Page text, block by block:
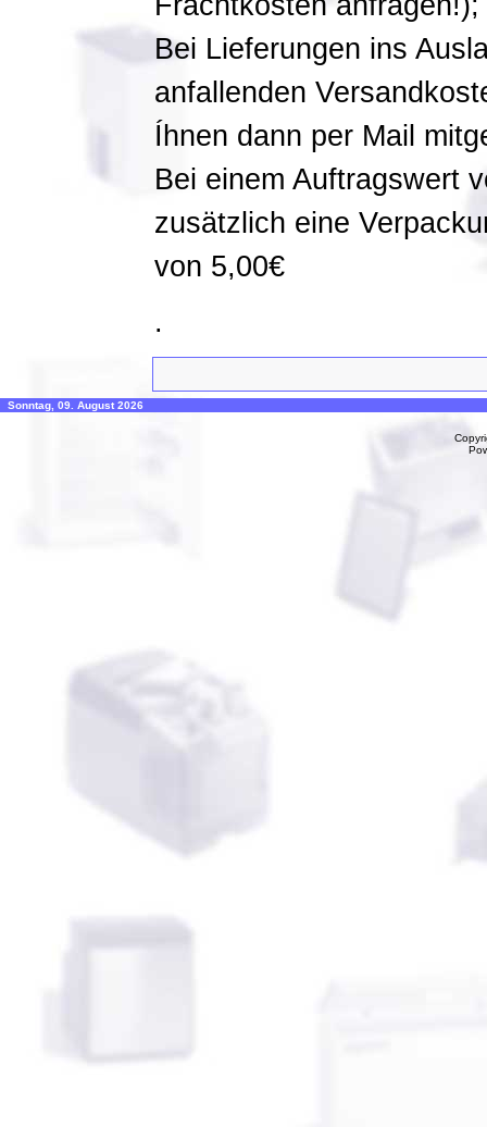
Bei Lieferungen ins
anfallenden
Íhnen dann per Mail
Bei einem Auftragswert
zusätzlich eine
von 5,00€
.
Sonntag, 09. August 2026